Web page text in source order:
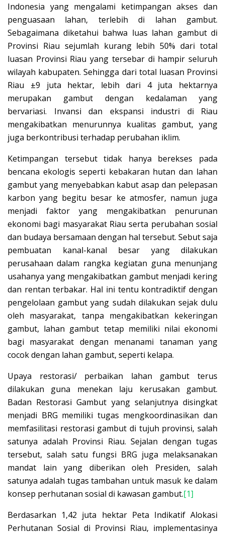
Indonesia yang mengalami ketimpangan akses dan
penguasaan lahan, terlebih di lahan gambut.
Sebagaimana diketahui bahwa luas lahan gambut di
Provinsi Riau sejumlah kurang lebih 50% dari total
luasan Provinsi Riau yang tersebar di hampir seluruh
wilayah kabupaten. Sehingga dari total luasan Provinsi
Riau ±9 juta hektar, lebih dari 4 juta hektarnya
merupakan gambut dengan kedalaman yang
bervariasi. Invansi dan ekspansi industri di Riau
mengakibatkan menurunnya kualitas gambut, yang
juga berkontribusi terhadap perubahan iklim.
Ketimpangan tersebut tidak hanya berekses pada
bencana ekologis seperti kebakaran hutan dan lahan
gambut yang menyebabkan kabut asap dan pelepasan
karbon yang begitu besar ke atmosfer, namun juga
menjadi faktor yang mengakibatkan penurunan
ekonomi bagi masyarakat Riau serta perubahan sosial
dan budaya bersamaan dengan hal tersebut. Sebut saja
pembuatan kanal-kanal besar yang dilakukan
perusahaan dalam rangka kegiatan guna menunjang
usahanya yang mengakibatkan gambut menjadi kering
dan rentan terbakar. Hal ini tentu kontradiktif dengan
pengelolaan gambut yang sudah dilakukan sejak dulu
oleh masyarakat, tanpa mengakibatkan kekeringan
gambut, lahan gambut tetap memiliki nilai ekonomi
bagi masyarakat dengan menanami tanaman yang
cocok dengan lahan gambut, seperti kelapa.
Upaya restorasi/ perbaikan lahan gambut terus
dilakukan guna menekan laju kerusakan gambut.
Badan Restorasi Gambut yang selanjutnya disingkat
menjadi BRG memiliki tugas mengkoordinasikan dan
memfasilitasi restorasi gambut di tujuh provinsi, salah
satunya adalah Provinsi Riau. Sejalan dengan tugas
tersebut, salah satu fungsi BRG juga melaksanakan
mandat lain yang diberikan oleh Presiden, salah
satunya adalah tugas tambahan untuk masuk ke dalam
konsep perhutanan sosial di kawasan gambut.[1]
Berdasarkan 1,42 juta hektar Peta Indikatif Alokasi
Perhutanan Sosial di Provinsi Riau, implementasinya